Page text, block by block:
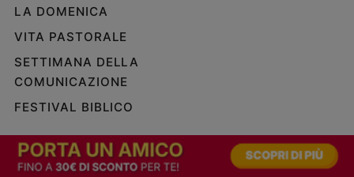
LA DOMENICA
VITA PASTORALE
SETTIMANA DELLA
COMUNICAZIONE
FESTIVAL BIBLICO